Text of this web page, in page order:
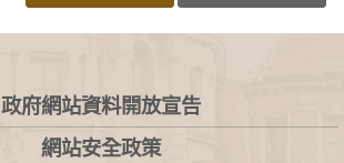
政府網站資料開放宣告
網站安全政策